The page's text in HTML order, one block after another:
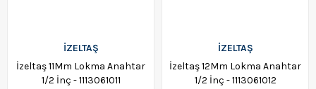
İZELTAŞ
İzeltaş 11Mm Lokma Anahtar
1/2 İnç - 1113061011
İZELTAŞ
İzeltaş 12Mm Lokma Anahtar
1/2 İnç - 1113061012